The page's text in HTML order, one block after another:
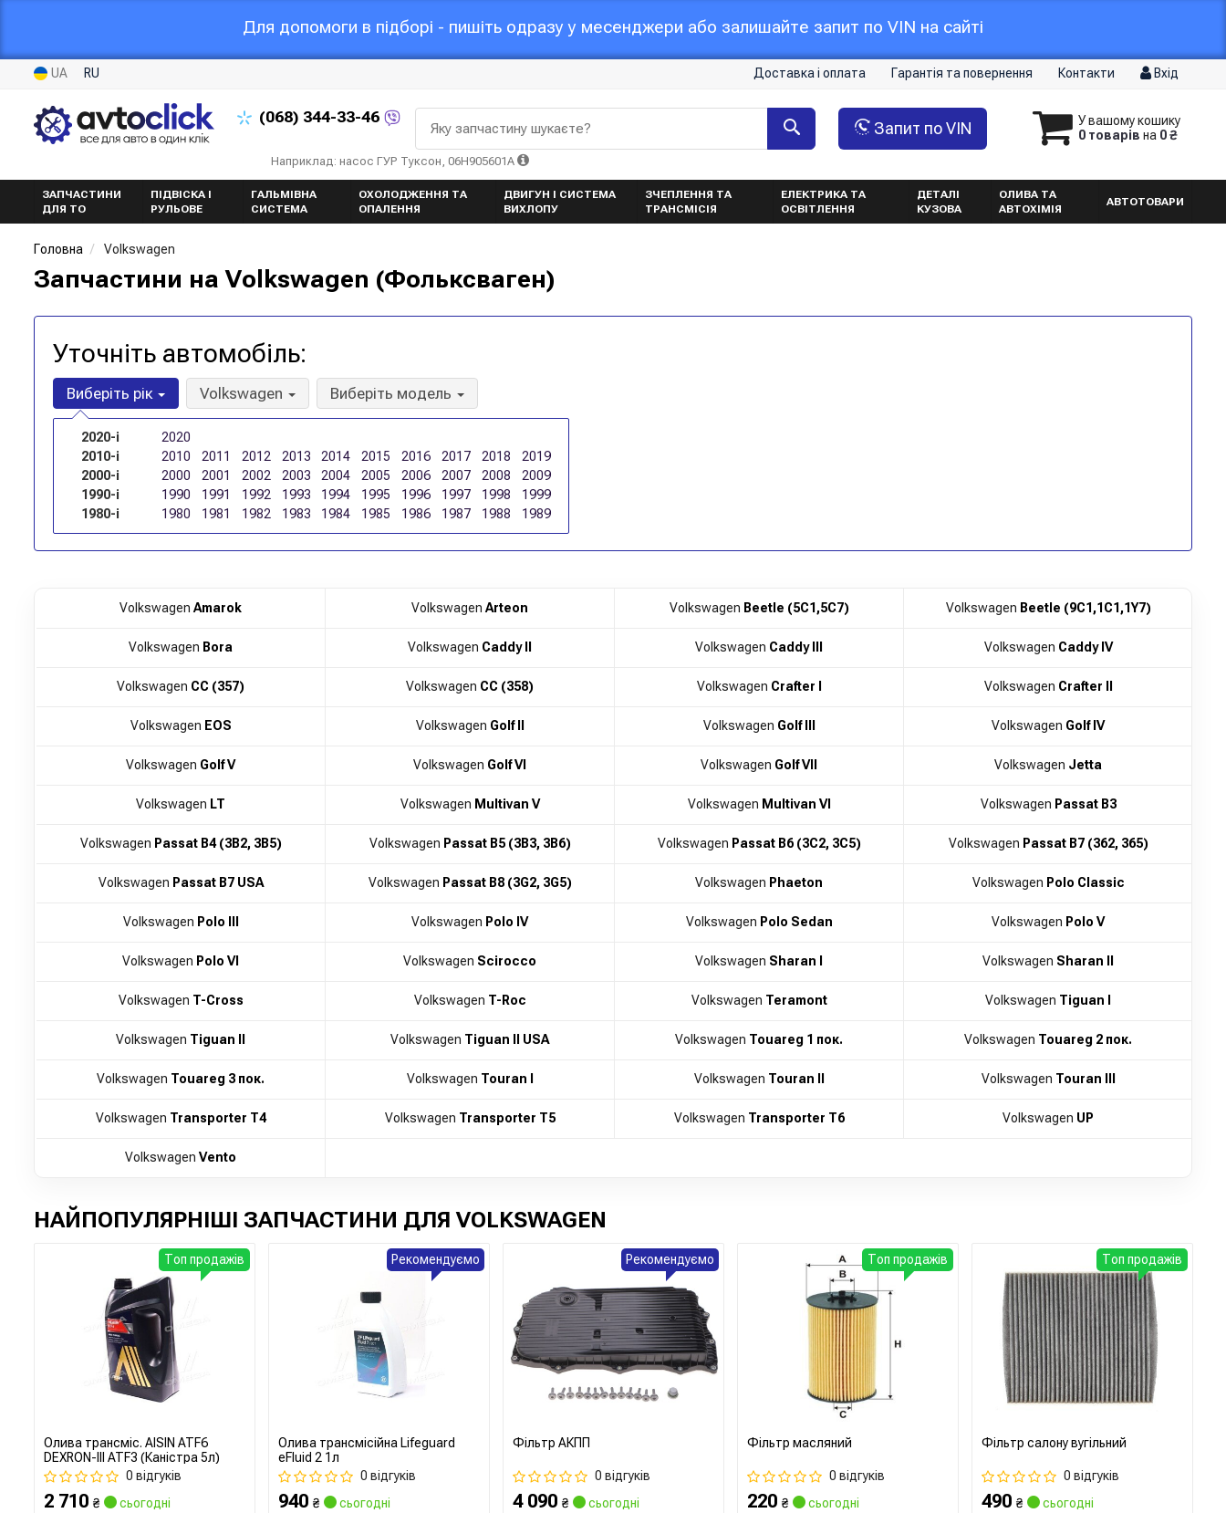
Для допомоги в підборі - пишіть одразу у месенджери або залишайте запит по VIN на сайті
UA RU Доставка і оплата Гарантія та повернення Контакти Вхід
(068) 344-33-46
У вашому кошику
0 товарів на 0 ₴
Запит по VIN
Яку запчастину шукаєте?
Наприклад: насос ГУР Туксон, 06H905601A
ЗАПЧАСТИНИ
ДЛЯ ТО
ПІДВІСКА І
РУЛЬОВЕ
ГАЛЬМІВНА
СИСТЕМА
ОХОЛОДЖЕННЯ ТА
ОПАЛЕННЯ
ДВИГУН І СИСТЕМА
ВИХЛОПУ
ЗЧЕПЛЕННЯ ТА
ТРАНСМІСІЯ
ЕЛЕКТРИКА ТА
ОСВІТЛЕННЯ
ДЕТАЛІ
КУЗОВА
ОЛИВА ТА
АВТОХІМІЯ
АВТОТОВАРИ
Головна Volkswagen
Запчастини на Volkswagen (Фольксваген)
Уточніть автомобіль:
Виберіть рік
2020-і
2020
2010-і
2010 2011 2012 2013 2014 2015 2016 2017 2018
2019
2000-і
2000 2001 2002 2003 2004 2005 2006 2007 2008
2009
1990-і
1990 1991 1992 1993 1994 1995 1996 1997 1998
1999
1980-і
1980 1981 1982 1983 1984 1985 1986 1987 1988 1989
Volkswagen Виберіть модель
Volkswagen Amarok Volkswagen Arteon Volkswagen Beetle (5C1,5C7) Volkswagen Beetle (9C1,1C1,1Y7)
Volkswagen Bora Volkswagen Caddy II Volkswagen Caddy III Volkswagen Caddy IV
Volkswagen CC (357) Volkswagen CC (358) Volkswagen Crafter I Volkswagen Crafter II
Volkswagen EOS Volkswagen Golf II Volkswagen Golf III Volkswagen Golf IV
Volkswagen Golf V Volkswagen Golf VI Volkswagen Golf VII Volkswagen Jetta
Volkswagen LT Volkswagen Multivan V Volkswagen Multivan VI Volkswagen Passat B3
Volkswagen Passat B4 (3B2, 3B5) Volkswagen Passat B5 (3B3, 3B6) Volkswagen Passat B6 (3C2, 3C5) Volkswagen Passat B7 (362, 365)
Volkswagen Passat B7 USA Volkswagen Passat B8 (3G2, 3G5) Volkswagen Phaeton Volkswagen Polo Classic
Volkswagen Polo III Volkswagen Polo IV Volkswagen Polo Sedan Volkswagen Polo V
Volkswagen Polo VI Volkswagen Scirocco Volkswagen Sharan I Volkswagen Sharan II
Volkswagen T-Cross Volkswagen T-Roc Volkswagen Teramont Volkswagen Tiguan I
Volkswagen Tiguan II Volkswagen Tiguan II USA Volkswagen Touareg 1 пок. Volkswagen Touareg 2 пок.
Volkswagen Touareg 3 пок. Volkswagen Touran I Volkswagen Touran II Volkswagen Touran III
Volkswagen Transporter T4 Volkswagen Transporter T5 Volkswagen Transporter T6 Volkswagen UP
Volkswagen Vento
НАЙПОПУЛЯРНІШІ ЗАПЧАСТИНИ ДЛЯ VOLKSWAGEN
Олива трансміс. AISIN ATF6
DEXRON-III ATF3 (Каністра 5л)
0 відгуків
2 710 ₴
сьогодні
Топ продажів
Олива трансмісійна Lifeguard
eFluid 2 1л
0 відгуків
940 ₴
сьогодні
Рекомендуємо
Фільтр АКПП
0 відгуків
4 090 ₴
сьогодні
Рекомендуємо
Фільтр масляний
0 відгуків
220 ₴
сьогодні
Топ продажів
Фільтр салону вугільний
0 відгуків
490 ₴
сьогодні
Топ продажів